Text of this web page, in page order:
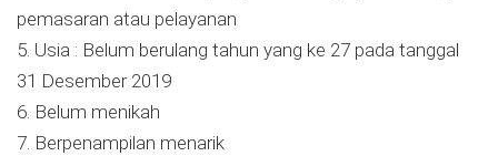
pemasaran atau pelayanan
5. Usia : Belum berulang tahun yang ke 27 pada tanggal
31 Desember 2019
6. Belum menikah
7. Berpenampilan menarik